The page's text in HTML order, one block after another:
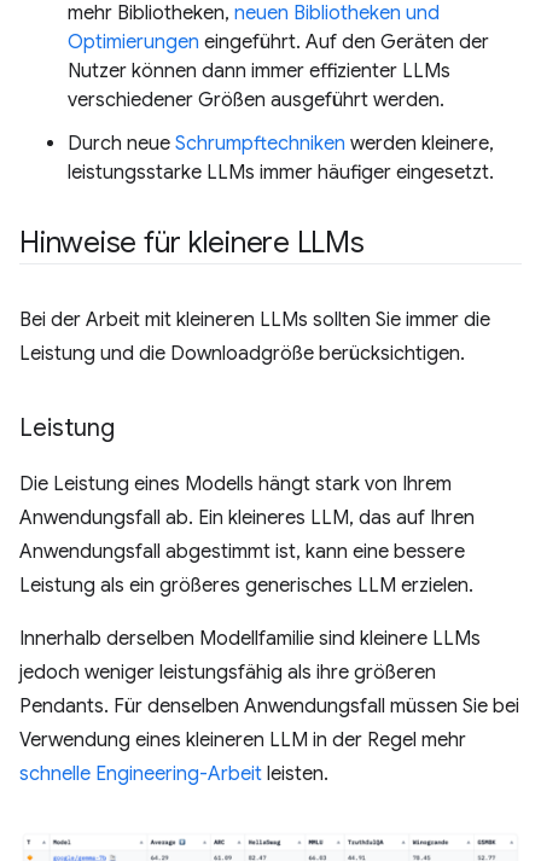
mehr Bibliotheken, neuen Bibliotheken und
Optimierungen eingeführt. Auf den Geräten der
Nutzer können dann immer effizienter LLMs
verschiedener Größen ausgeführt werden.
Durch neue Schrumpftechniken werden kleinere,
leistungsstarke LLMs immer häufiger eingesetzt.
Hinweise für kleinere LLMs
Bei der Arbeit mit kleineren LLMs sollten Sie immer die
Leistung und die Downloadgröße berücksichtigen.
Leistung
Die Leistung eines Modells hängt stark von Ihrem
Anwendungsfall ab. Ein kleineres LLM, das auf Ihren
Anwendungsfall abgestimmt ist, kann eine bessere
Leistung als ein größeres generisches LLM erzielen.
Innerhalb derselben Modellfamilie sind kleinere LLMs
jedoch weniger leistungsfähig als ihre größeren
Pendants. Für denselben Anwendungsfall müssen Sie bei
Verwendung eines kleineren LLM in der Regel mehr
schnelle Engineering-Arbeit leisten.